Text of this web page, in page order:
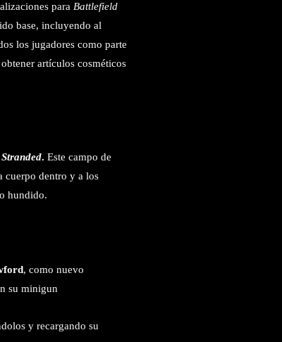
para Battlefield
base, incluyendo al
los jugadores como parte
artículos cosméticos
Stranded. Este campo de
cuerpo dentro y a los
hundido.
, como nuevo
su minigun
y recargando su